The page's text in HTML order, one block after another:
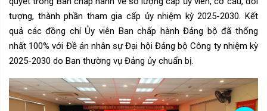
tượng, thành phần tham gia cấp ủy nhiệm kỳ 2025-2030. Kết
quả các đồng chí Ủy viên Ban chấp hành Đảng bộ đã thống
nhất 100% với Đề án nhân sự Đại hội Đảng bộ Công ty nhiệm kỳ
2025-2030 do Ban thường vụ Đảng ủy chuẩn bị.